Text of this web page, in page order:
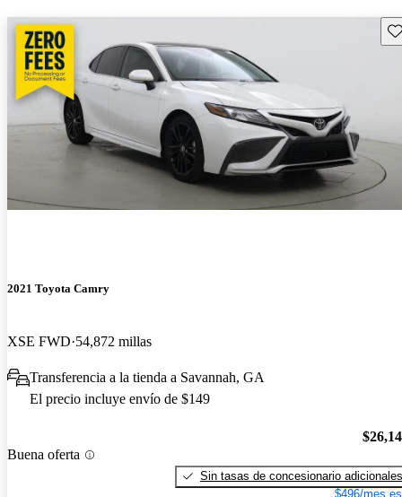
2021 Toyota Camry
XSE FWD 54,872 millas
Transferencia a la tienda a Savannah, GA
El precio incluye envío de $149
Buena oferta
Sin tasas de concesionario adicionales
$496/mes